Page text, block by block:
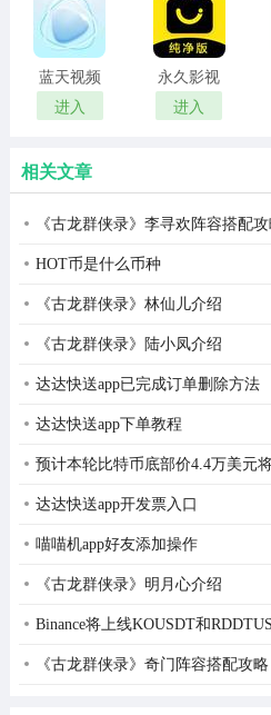
上传模糊的旧照片，智能人工
清图像
4.移除多余的物体:
5.保存并分享:
一键保存并在社交媒体上分享
6.视频剪辑:
支持视频时长和大小裁剪，视
剪一步完成;
神奇消除笔特色
1.将模糊的照片上传到应用程
清晰。
2.提供的功能非常多样，是您
的最佳选择。
3.视频图像处理的效果非常自
编辑的痕迹。
4.我们还提供许多专业级色彩
蓝天视频
免费无广
告追剧
进入
永久影视
电视版
进入
相关文章
《古龙群侠录》李寻欢阵容搭配
HOT币是什么币种
《古龙群侠录》林仙儿介绍
《古龙群侠录》陆小凤介绍
达达快送app已完成订单删除方法
达达快送app下单教程
预计本轮比特币底部价4.4万美元
达达快送app开发票入口
喵喵机app好友添加操作
《古龙群侠录》明月心介绍
Binance将上线KOUSDT和
《古龙群侠录》奇门阵容搭配攻略